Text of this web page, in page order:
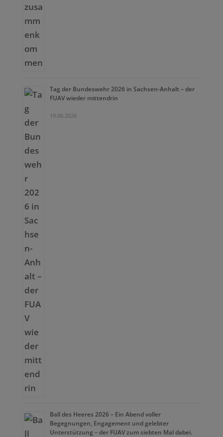
Tag der Bundeswehr 2026 in Sachsen-Anhalt – der
FUAV wieder mittendrin
19.06.2026
Ball des Heeres 2026 – Ein Abend voller
Begegnungen, Engagement und gelebter
Unterstützung – der FUAV zum siebten Mal dabei.